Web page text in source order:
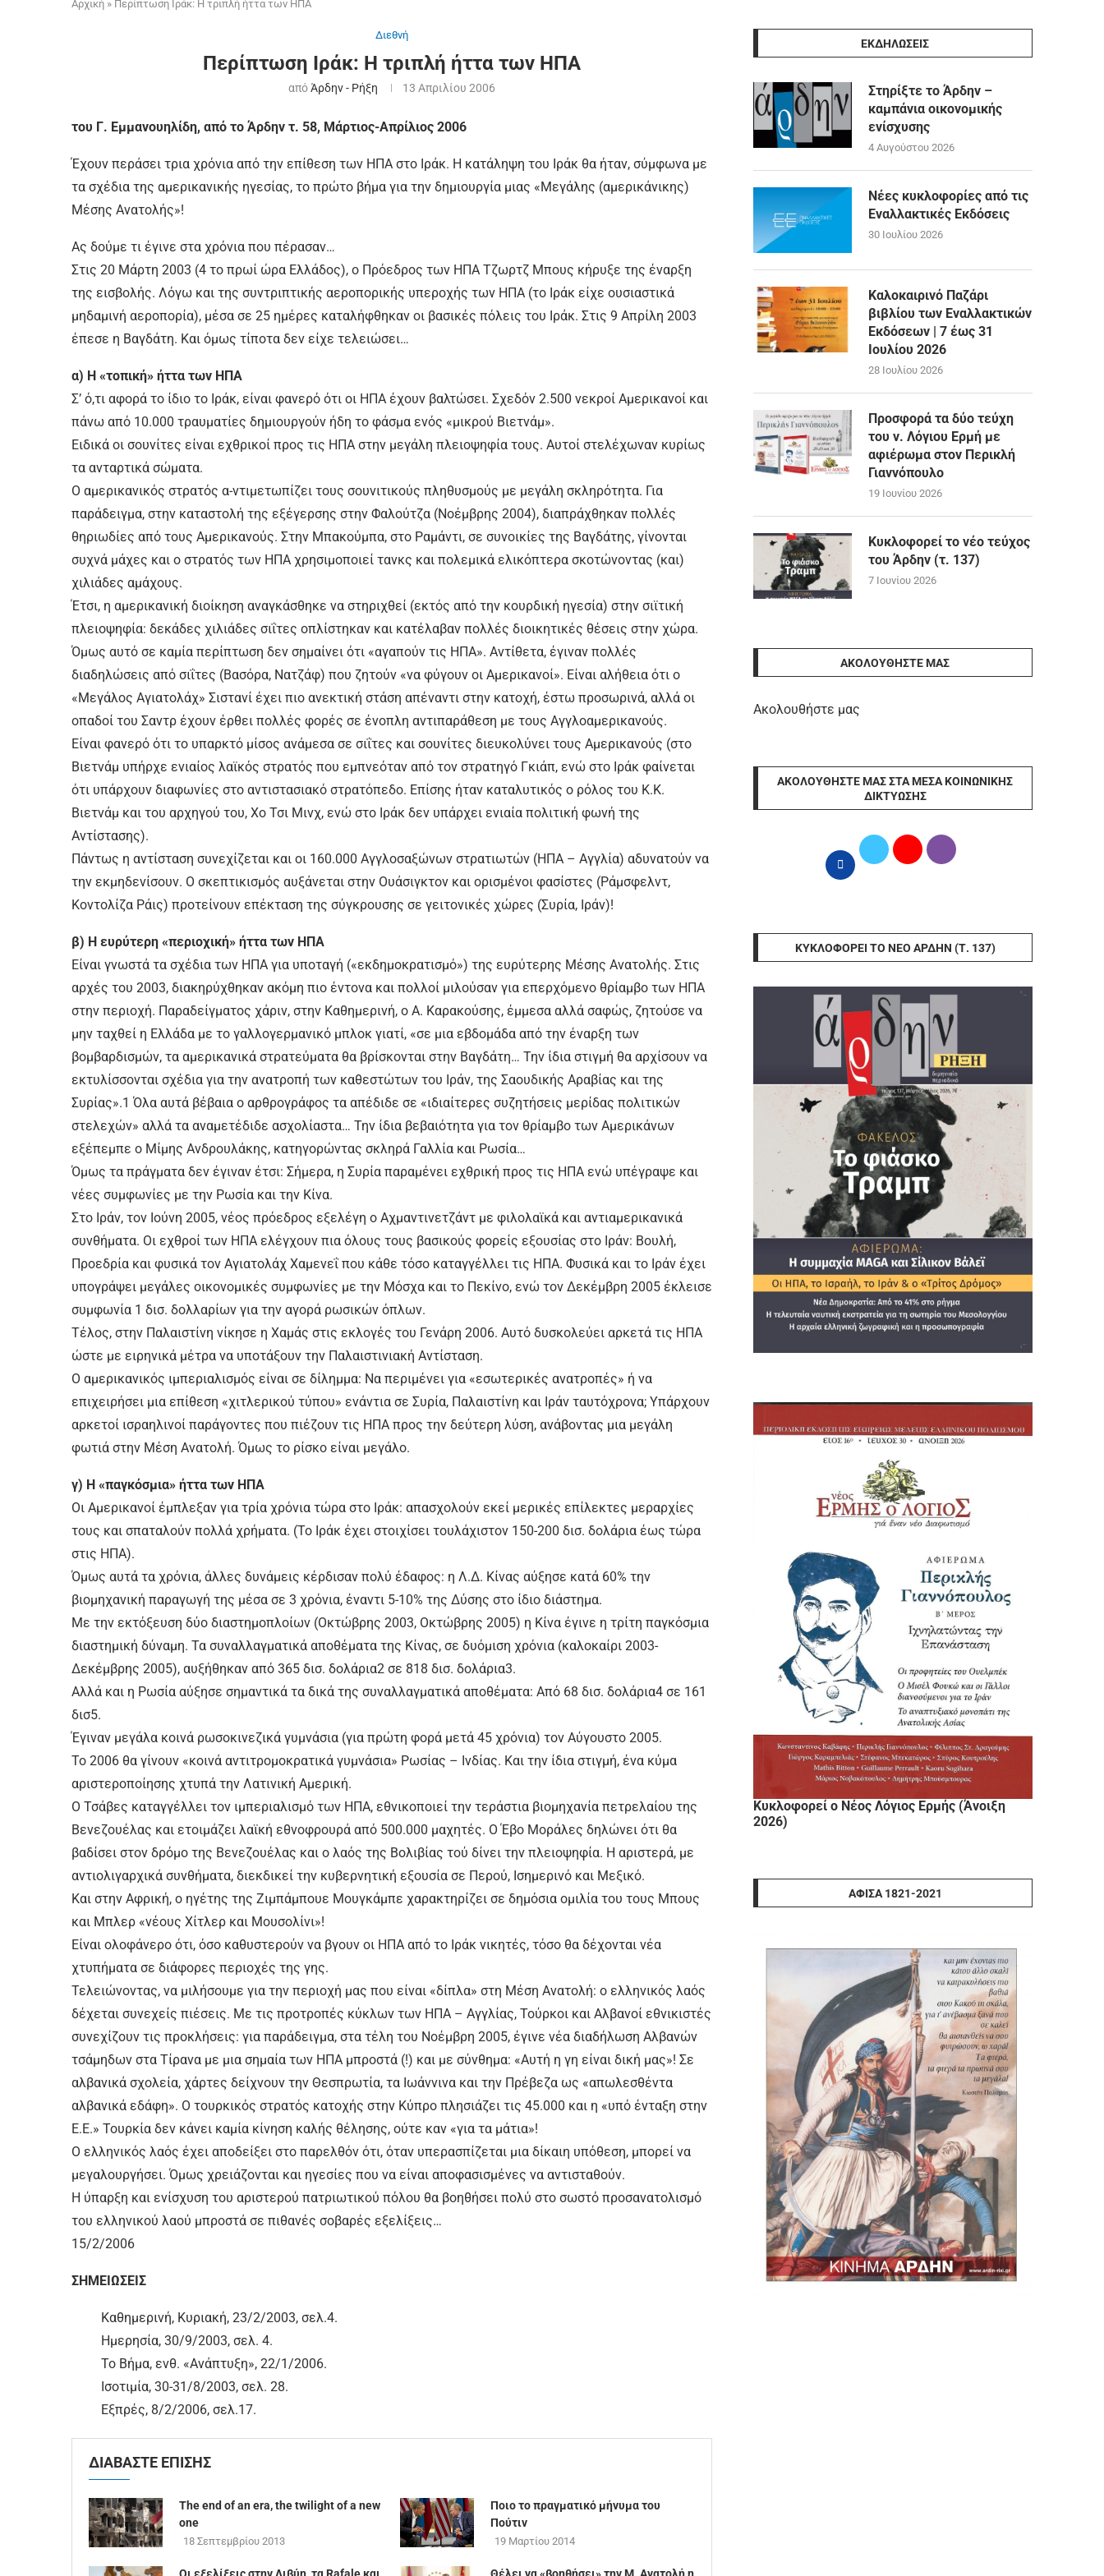
Αρχική » Περίπτωση Ιράκ: Η τριπλή ήττα των ΗΠΑ
Διεθνή
Περίπτωση Ιράκ: Η τριπλή ήττα των ΗΠΑ
απόΆρδην - Ρήξη 13 Απριλίου 2006
του Γ. Εμμανουηλίδη, από το Άρδην τ. 58, Μάρτιος-Απρίλιος 2006
Έχουν περάσει τρια χρόνια από την επίθεση των ΗΠΑ στο Ιράκ. Η κατάληψη του Ιράκ θα ήταν, σύμφωνα με
τα σχέδια της αμερικανικής ηγεσίας, το πρώτο βήμα για την δημιουργία μιας «Μεγάλης (αμερικάνικης)
Μέσης Ανατολής»!
Ας δούμε τι έγινε στα χρόνια που πέρασαν…
Στις 20 Μάρτη 2003 (4 το πρωί ώρα Ελλάδος), ο Πρόεδρος των ΗΠΑ Τζωρτζ Μπους κήρυξε της έναρξη
της εισβολής. Λόγω και της συντριπτικής αεροπορικής υπεροχής των ΗΠΑ (το Ιράκ είχε ουσιαστικά
μηδαμινή αεροπορία), μέσα σε 25 ημέρες καταλήφθηκαν οι βασικές πόλεις του Ιράκ. Στις 9 Απρίλη 2003
έπεσε η Βαγδάτη. Και όμως τίποτα δεν είχε τελειώσει…
α) Η «τοπική» ήττα των ΗΠΑ
Σ’ ό,τι αφορά το ίδιο το Ιράκ, είναι φανερό ότι οι ΗΠΑ έχουν βαλτώσει. Σχεδόν 2.500 νεκροί Αμερικανοί και
πάνω από 10.000 τραυματίες δημιουργούν ήδη το φάσμα ενός «μικρού Βιετνάμ».
Ειδικά οι σουνίτες είναι εχθρικοί προς τις ΗΠΑ στην μεγάλη πλειοψηφία τους. Αυτοί στελέχωναν κυρίως
τα ανταρτικά σώματα.
Ο αμερικανικός στρατός α-ντιμετωπίζει τους σουνιτικούς πληθυσμούς με μεγάλη σκληρότητα. Για
παράδειγμα, στην καταστολή της εξέγερσης στην Φαλούτζα (Νοέμβρης 2004), διαπράχθηκαν πολλές
θηριωδίες από τους Αμερικανούς. Στην Μπακούμπα, στο Ραμάντι, σε συνοικίες της Βαγδάτης, γίνονται
συχνά μάχες και ο στρατός των ΗΠΑ χρησιμοποιεί τανκς και πολεμικά ελικόπτερα σκοτώνοντας (και)
χιλιάδες αμάχους.
Έτσι, η αμερικανική διοίκηση αναγκάσθηκε να στηριχθεί (εκτός από την κουρδική ηγεσία) στην σιϊτική
πλειοψηφία: δεκάδες χιλιάδες σιΐτες οπλίστηκαν και κατέλαβαν πολλές διοικητικές θέσεις στην χώρα.
Όμως αυτό σε καμία περίπτωση δεν σημαίνει ότι «αγαπούν τις ΗΠΑ». Αντίθετα, έγιναν πολλές
διαδηλώσεις από σιΐτες (Βασόρα, Νατζάφ) που ζητούν «να φύγουν οι Αμερικανοί». Είναι αλήθεια ότι ο
«Μεγάλος Αγιατολάχ» Σιστανί έχει πιο ανεκτική στάση απέναντι στην κατοχή, έστω προσωρινά, αλλά οι
οπαδοί του Σαντρ έχουν έρθει πολλές φορές σε ένοπλη αντιπαράθεση με τους Αγγλοαμερικανούς.
Είναι φανερό ότι το υπαρκτό μίσος ανάμεσα σε σιΐτες και σουνίτες διευκολύνει τους Αμερικανούς (στο
Βιετνάμ υπήρχε ενιαίος λαϊκός στρατός που εμπνεόταν από τον στρατηγό Γκιάπ, ενώ στο Ιράκ φαίνεται
ότι υπάρχουν διαφωνίες στο αντιστασιακό στρατόπεδο. Επίσης ήταν καταλυτικός ο ρόλος του Κ.Κ.
Βιετνάμ και του αρχηγού του, Χο Τσι Μινχ, ενώ στο Ιράκ δεν υπάρχει ενιαία πολιτική φωνή της
Αντίστασης).
Πάντως η αντίσταση συνεχίζεται και οι 160.000 Αγγλοσαξώνων στρατιωτών (ΗΠΑ – Αγγλία) αδυνατούν να
την εκμηδενίσουν. Ο σκεπτικισμός αυξάνεται στην Ουάσιγκτον και ορισμένοι φασίστες (Ράμσφελντ,
Κοντολίζα Ράις) προτείνουν επέκταση της σύγκρουσης σε γειτονικές χώρες (Συρία, Ιράν)!
β) Η ευρύτερη «περιοχική» ήττα των ΗΠΑ
Είναι γνωστά τα σχέδια των ΗΠΑ για υποταγή («εκδημοκρατισμό») της ευρύτερης Μέσης Ανατολής. Στις
αρχές του 2003, διακηρύχθηκαν ακόμη πιο έντονα και πολλοί μιλούσαν για επερχόμενο θρίαμβο των ΗΠΑ
στην περιοχή. Παραδείγματος χάριν, στην Καθημερινή, ο Α. Καρακούσης, έμμεσα αλλά σαφώς, ζητούσε να
μην ταχθεί η Ελλάδα με το γαλλογερμανικό μπλοκ γιατί, «σε μια εβδομάδα από την έναρξη των
βομβαρδισμών, τα αμερικανικά στρατεύματα θα βρίσκονται στην Βαγδάτη… Την ίδια στιγμή θα αρχίσουν να
εκτυλίσσονται σχέδια για την ανατροπή των καθεστώτων του Ιράν, της Σαουδικής Αραβίας και της
Συρίας».1 Όλα αυτά βέβαια ο αρθρογράφος τα απέδιδε σε «ιδιαίτερες συζητήσεις μερίδας πολιτικών
στελεχών» αλλά τα αναμετέδιδε ασχολίαστα… Την ίδια βεβαιότητα για τον θρίαμβο των Αμερικάνων
εξέπεμπε ο Μίμης Ανδρουλάκης, κατηγορώντας σκληρά Γαλλία και Ρωσία…
Όμως τα πράγματα δεν έγιναν έτσι: Σήμερα, η Συρία παραμένει εχθρική προς τις ΗΠΑ ενώ υπέγραψε και
νέες συμφωνίες με την Ρωσία και την Κίνα.
Στο Ιράν, τον Ιούνη 2005, νέος πρόεδρος εξελέγη ο Αχμαντινετζάντ με φιλολαϊκά και αντιαμερικανικά
συνθήματα. Οι εχθροί των ΗΠΑ ελέγχουν πια όλους τους βασικούς φορείς εξουσίας στο Ιράν: Βουλή,
Προεδρία και φυσικά τον Αγιατολάχ Χαμενεΐ που κάθε τόσο καταγγέλλει τις ΗΠΑ. Φυσικά και το Ιράν έχει
υπογράψει μεγάλες οικονομικές συμφωνίες με την Μόσχα και το Πεκίνο, ενώ τον Δεκέμβρη 2005 έκλεισε
συμφωνία 1 δισ. δολλαρίων για την αγορά ρωσικών όπλων.
Τέλος, στην Παλαιστίνη νίκησε η Χαμάς στις εκλογές του Γενάρη 2006. Αυτό δυσκολεύει αρκετά τις ΗΠΑ
ώστε με ειρηνικά μέτρα να υποτάξουν την Παλαιστινιακή Αντίσταση.
Ο αμερικανικός ιμπεριαλισμός είναι σε δίλημμα: Να περιμένει για «εσωτερικές ανατροπές» ή να
επιχειρήσει μια επίθεση «χιτλερικού τύπου» ενάντια σε Συρία, Παλαιστίνη και Ιράν ταυτόχρονα; Υπάρχουν
αρκετοί ισραηλινοί παράγοντες που πιέζουν τις ΗΠΑ προς την δεύτερη λύση, ανάβοντας μια μεγάλη
φωτιά στην Μέση Ανατολή. Όμως το ρίσκο είναι μεγάλο.
γ) Η «παγκόσμια» ήττα των ΗΠΑ
Οι Αμερικανοί έμπλεξαν για τρία χρόνια τώρα στο Ιράκ: απασχολούν εκεί μερικές επίλεκτες μεραρχίες
τους και σπαταλούν πολλά χρήματα. (Το Ιράκ έχει στοιχίσει τουλάχιστον 150-200 δισ. δολάρια έως τώρα
στις ΗΠΑ).
Όμως αυτά τα χρόνια, άλλες δυνάμεις κέρδισαν πολύ έδαφος: η Λ.Δ. Κίνας αύξησε κατά 60% την
βιομηχανική παραγωγή της μέσα σε 3 χρόνια, έναντι 5-10% της Δύσης στο ίδιο διάστημα.
Με την εκτόξευση δύο διαστημοπλοίων (Οκτώβρης 2003, Οκτώβρης 2005) η Κίνα έγινε η τρίτη παγκόσμια
διαστημική δύναμη. Τα συναλλαγματικά αποθέματα της Κίνας, σε δυόμιση χρόνια (καλοκαίρι 2003-
Δεκέμβρης 2005), αυξήθηκαν από 365 δισ. δολάρια2 σε 818 δισ. δολάρια3.
Αλλά και η Ρωσία αύξησε σημαντικά τα δικά της συναλλαγματικά αποθέματα: Από 68 δισ. δολάρια4 σε 161
δισ5.
Έγιναν μεγάλα κοινά ρωσοκινεζικά γυμνάσια (για πρώτη φορά μετά 45 χρόνια) τον Αύγουστο 2005.
Το 2006 θα γίνουν «κοινά αντιτρομοκρατικά γυμνάσια» Ρωσίας – Ινδίας. Και την ίδια στιγμή, ένα κύμα
αριστεροποίησης χτυπά την Λατινική Αμερική.
Ο Τσάβες καταγγέλλει τον ιμπεριαλισμό των ΗΠΑ, εθνικοποιεί την τεράστια βιομηχανία πετρελαίου της
Βενεζουέλας και ετοιμάζει λαϊκή εθνοφρουρά από 500.000 μαχητές. Ο Έβο Μοράλες δηλώνει ότι θα
βαδίσει στον δρόμο της Βενεζουέλας και ο λαός της Βολιβίας τού δίνει την πλειοψηφία. Η αριστερά, με
αντιολιγαρχικά συνθήματα, διεκδικεί την κυβερνητική εξουσία σε Περού, Ισημερινό και Μεξικό.
Και στην Αφρική, ο ηγέτης της Ζιμπάμπουε Μουγκάμπε χαρακτηρίζει σε δημόσια ομιλία του τους Μπους
και Μπλερ «νέους Χίτλερ και Μουσολίνι»!
Είναι ολοφάνερο ότι, όσο καθυστερούν να βγουν οι ΗΠΑ από το Ιράκ νικητές, τόσο θα δέχονται νέα
χτυπήματα σε διάφορες περιοχές της γης.
Τελειώνοντας, να μιλήσουμε για την περιοχή μας που είναι «δίπλα» στη Μέση Ανατολή: ο ελληνικός λαός
δέχεται συνεχείς πιέσεις. Με τις προτροπές κύκλων των ΗΠΑ – Αγγλίας, Τούρκοι και Αλβανοί εθνικιστές
συνεχίζουν τις προκλήσεις: για παράδειγμα, στα τέλη του Νοέμβρη 2005, έγινε νέα διαδήλωση Αλβανών
τσάμηδων στα Τίρανα με μια σημαία των ΗΠΑ μπροστά (!) και με σύνθημα: «Αυτή η γη είναι δική μας»! Σε
αλβανικά σχολεία, χάρτες δείχνουν την Θεσπρωτία, τα Ιωάννινα και την Πρέβεζα ως «απωλεσθέντα
αλβανικά εδάφη». Ο τουρκικός στρατός κατοχής στην Κύπρο πλησιάζει τις 45.000 και η «υπό ένταξη στην
Ε.Ε.» Τουρκία δεν κάνει καμία κίνηση καλής θέλησης, ούτε καν «για τα μάτια»!
Ο ελληνικός λαός έχει αποδείξει στο παρελθόν ότι, όταν υπερασπίζεται μια δίκαιη υπόθεση, μπορεί να
μεγαλουργήσει. Όμως χρειάζονται και ηγεσίες που να είναι αποφασισμένες να αντισταθούν.
Η ύπαρξη και ενίσχυση του αριστερού πατριωτικού πόλου θα βοηθήσει πολύ στο σωστό προσανατολισμό
του ελληνικού λαού μπροστά σε πιθανές σοβαρές εξελίξεις…
15/2/2006
ΣΗΜΕΙΩΣΕΙΣ
Καθημερινή, Κυριακή, 23/2/2003, σελ.4.
Ημερησία, 30/9/2003, σελ. 4.
Το Βήμα, ενθ. «Ανάπτυξη», 22/1/2006.
Ισοτιμία, 30-31/8/2003, σελ. 28.
Εξπρές, 8/2/2006, σελ.17.
ΔΙΑΒΑΣΤΕ ΕΠΙΣΗΣ
The end of an era, the twilight of a new
one
18 Σεπτεμβρίου 2013
Ποιο το πραγματικό μήνυμα του
Πούτιν
19 Μαρτίου 2014
ΕΚΔΗΛΩΣΕΙΣ
Στηρίξτε το Άρδην –
καμπάνια οικονομικής
ενίσχυσης
4 Αυγούστου 2026
Νέες κυκλοφορίες από τις
Εναλλακτικές Εκδόσεις
30 Ιουλίου 2026
Καλοκαιρινό Παζάρι
βιβλίου των Εναλλακτικών
Εκδόσεων | 7 έως 31
Ιουλίου 2026
28 Ιουλίου 2026
Προσφορά τα δύο τεύχη
του ν. Λόγιου Ερμή με
αφιέρωμα στον Περικλή
Γιαννόπουλο
19 Ιουνίου 2026
Κυκλοφορεί το νέο τεύχος
του Άρδην (τ. 137)
7 Ιουνίου 2026
ΑΚΟΛΟΥΘΉΣΤΕ ΜΑΣ
Ακολουθήστε μας
ΑΚΟΛΟΥΘΉΣΤΕ ΜΑΣ ΣΤΑ ΜΈΣΑ ΚΟΙΝΩΝΙΚΉΣ
ΔΙΚΤΎΩΣΗΣ
ΚΥΚΛΟΦΟΡΕΊ ΤΟ ΝΈΟ ΆΡΔΗΝ (Τ. 137)
Κυκλοφορεί ο Νέος Λόγιος Ερμής (Άνοιξη
2026)
ΑΦΊΣΑ 1821-2021